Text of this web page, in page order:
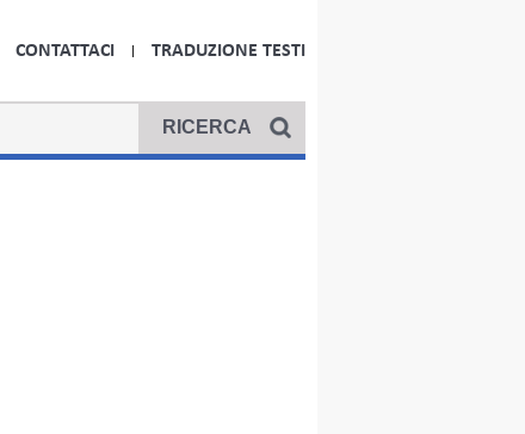
CONTATTACI TRADUZIONE TESTI